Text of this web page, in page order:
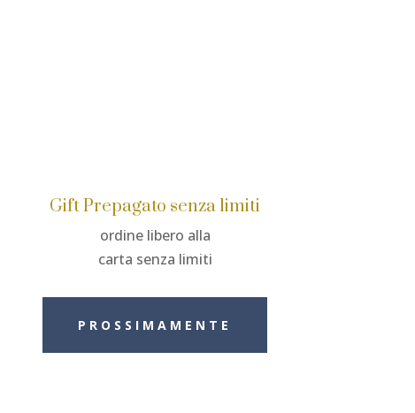
Gift Prepagato senza limiti
ordine libero alla
carta senza limiti
PROSSIMAMENTE